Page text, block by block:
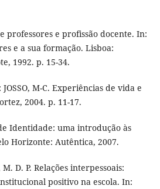
professores e profissão docente. In:
e a sua formação. Lisboa:
1992. p. 15-34.
M-C. Experiências de vida e
2004. p. 11-17.
Identidade: uma introdução às
Horizonte: Autêntica, 2007.
M. D. P. Relações interpessoais:
positivo na escola. In: